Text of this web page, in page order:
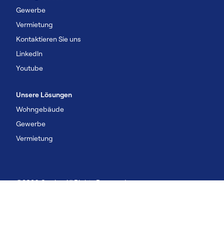
Gewerbe
Vermietung
Kontaktieren Sie uns
Linkedln
Youtube
Unsere Lösungen
Wohngebäude
Gewerbe
Vermietung
©2026 Carrier. All Rights Reserved.